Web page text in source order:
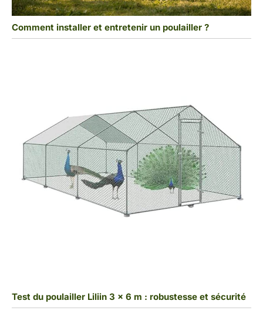
Comment installer et entretenir un poulailler ?
Test du poulailler Liliin 3 x 6 m : robustesse et sécurité